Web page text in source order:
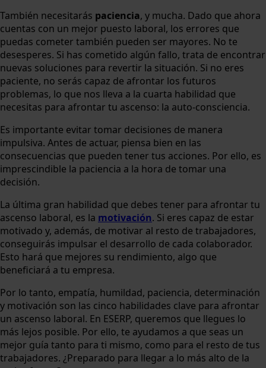
También necesitarás paciencia, y mucha. Dado que ahora
cuentas con un mejor puesto laboral, los errores que
puedas cometer también pueden ser mayores. No te
desesperes. Si has cometido algún fallo, trata de encontrar
nuevas soluciones para revertir la situación. Si no eres
paciente, no serás capaz de afrontar los futuros
problemas, lo que nos lleva a la cuarta habilidad que
necesitas para afrontar tu ascenso: la auto-consciencia.
Es importante evitar tomar decisiones de manera
impulsiva. Antes de actuar, piensa bien en las
consecuencias que pueden tener tus acciones. Por ello, es
imprescindible la paciencia a la hora de tomar una
decisión.
La última gran habilidad que debes tener para afrontar tu
ascenso laboral, es la motivación. Si eres capaz de estar
motivado y, además, de motivar al resto de trabajadores,
conseguirás impulsar el desarrollo de cada colaborador.
Esto hará que mejores su rendimiento, algo que
beneficiará a tu empresa.
Por lo tanto, empatía, humildad, paciencia, determinación
y motivación son las cinco habilidades clave para afrontar
un ascenso laboral. En ESERP, queremos que llegues lo
más lejos posible. Por ello, te ayudamos a que seas un
mejor guía tanto para ti mismo, como para el resto de tus
trabajadores. ¿Preparado para llegar a lo más alto de la